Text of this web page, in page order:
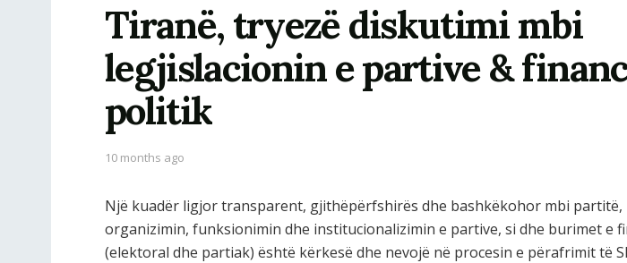
Tiranë, tryezë diskutimi mbi
legjislacionin e partive &
politik
10 months ago
Një kuadër ligjor transparent, gjithëpërfshirës dhe bashkëkohor mbi
organizimin, funksionimin dhe institucionalizimin e partive, si dhe burimet e
(elektoral dhe partiak) është kërkesë dhe nevojë në procesin e përafrimit të